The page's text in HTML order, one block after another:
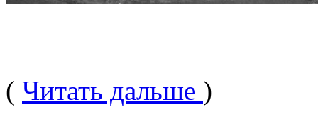
( Читать дальше )